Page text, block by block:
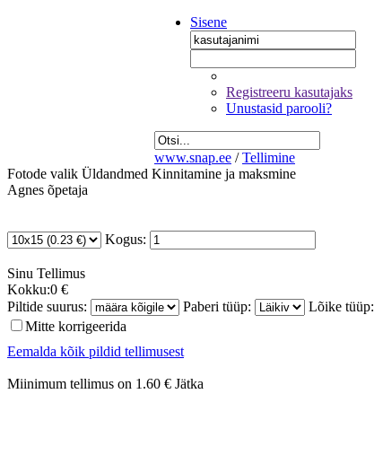
Sisene
Registreeru kasutajaks
Unustasid parooli?
www.snap.ee / Tellimine
Fotode valik Üldandmed Kinnitamine ja maksmine
Agnes õpetaja
Kogus:
Sinu Tellimus
Kokku:0 €
Piltide suurus:
Paberi tüüp: Lõike tüüp:
Mitte korrigeerida
Eemalda kõik pildid tellimusest
Miinimum tellimus on 1.60 € Jätka